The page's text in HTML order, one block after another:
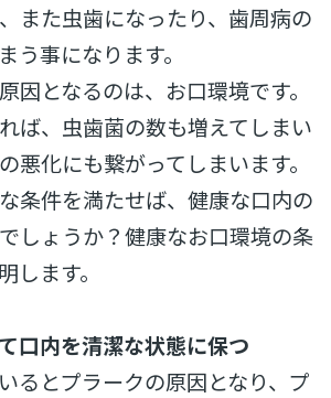
また虫歯になったり、歯周病の
う事になります。
因となるのは、お口環境です。
ば、虫歯菌の数も増えてしまい
悪化にも繋がってしまいます。
条件を満たせば、健康な口内の
しょうか？健康なお口環境の条
します。
口内を清潔な状態に保つ
るとプラークの原因となり、プ